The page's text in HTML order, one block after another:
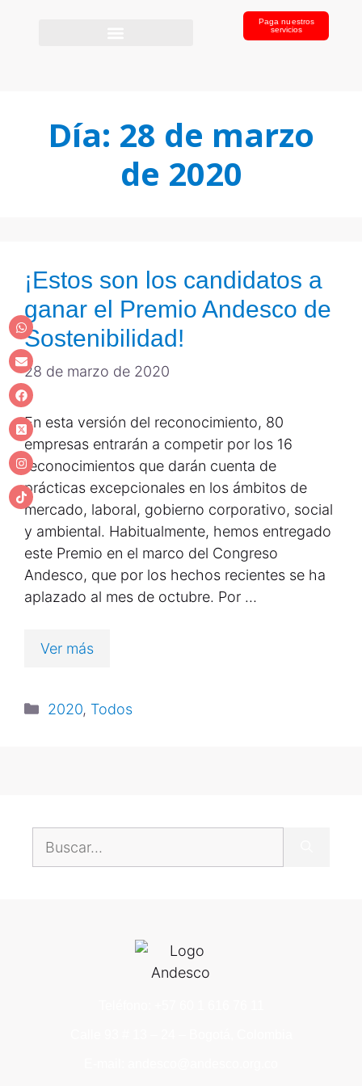
Paga nuestros
servicios
Día: 28 de marzo
de 2020
¡Estos son los candidatos a
ganar el Premio Andesco de
Sostenibilidad!
28 de marzo de 2020
En esta versión del reconocimiento, 80
empresas entrarán a competir por los 16
reconocimientos que darán cuenta de
prácticas excepcionales en los ámbitos de
mercado, laboral, gobierno corporativo, social
y ambiental. Habitualmente, hemos entregado
este Premio en el marco del Congreso
Andesco, que por los hechos recientes se ha
aplazado al mes de octubre. Por …
Ver más
2020, Todos